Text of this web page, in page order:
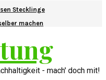
Stecklinge
machen
- mach' doch mit!